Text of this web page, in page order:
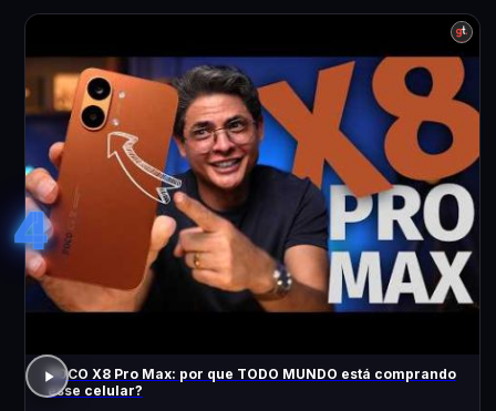
4
POCO X8 Pro Max: por que TODO MUNDO está comprando
esse celular?